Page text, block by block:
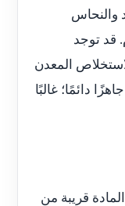
والنحاس
قد توجد
المعدن
دائمًا؛ غالبًا
قريبة من